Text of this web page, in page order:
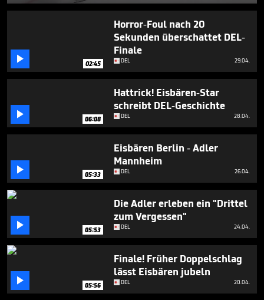
seconds
 02:45
Horror-Foul nach 20
Sekunden überschattet DEL-
Finale
DEL 29.04.
 06:08
Hattrick! Eisbären-Star
schreibt DEL-Geschichte
DEL 28.04.
 05:33
Eisbären Berlin - Adler
Mannheim
DEL 26.04.
 05:53
Die Adler erleben ein "Drittel
zum Vergessen"
DEL 24.04.
 05:56
Finale! Früher Doppelschlag
lässt Eisbären jubeln
DEL 20.04.